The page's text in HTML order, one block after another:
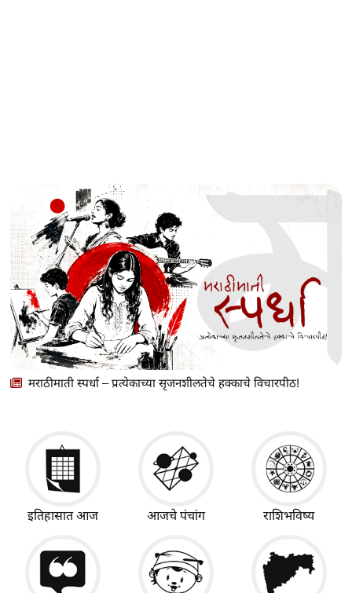
मराठीमाती स्पर्धा – प्रत्येकाच्या सृजनशीलतेचे हक्काचे विचारपीठ!
इतिहासात आज आजचे पंचांग राशिभविष्य